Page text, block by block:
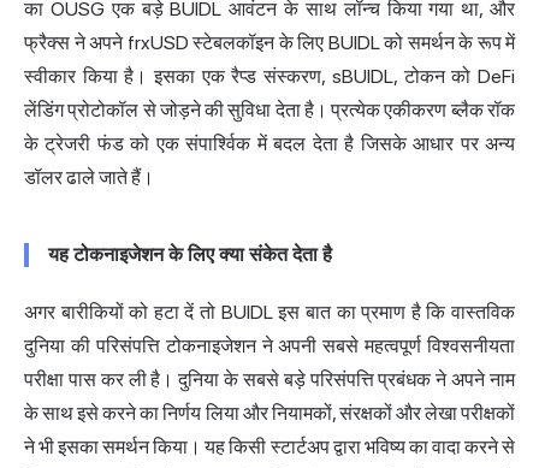
का OUSG एक बड़े BUIDL आवंटन के साथ लॉन्च किया गया था, और
फ्रैक्स ने अपने frxUSD स्टेबलकॉइन के लिए BUIDL को समर्थन के रूप में
स्वीकार किया है। इसका एक रैप्ड संस्करण, sBUIDL, टोकन को DeFi
लेंडिंग प्रोटोकॉल से जोड़ने की सुविधा देता है। प्रत्येक एकीकरण ब्लैक रॉक
के ट्रेजरी फंड को एक संपार्श्विक में बदल देता है जिसके आधार पर अन्य
डॉलर ढाले जाते हैं।
यह टोकनाइजेशन के लिए क्या संकेत देता है
अगर बारीकियों को हटा दें तो BUIDL इस बात का प्रमाण है कि वास्तविक
दुनिया की परिसंपत्ति टोकनाइजेशन ने अपनी सबसे महत्वपूर्ण विश्वसनीयता
परीक्षा पास कर ली है। दुनिया के सबसे बड़े परिसंपत्ति प्रबंधक ने अपने नाम
के साथ इसे करने का निर्णय लिया और नियामकों, संरक्षकों और लेखा परीक्षकों
ने भी इसका समर्थन किया। यह किसी स्टार्टअप द्वारा भविष्य का वादा करने से